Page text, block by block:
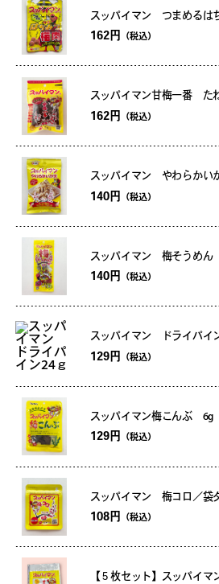
スッパイマン つまめるは
162円 （税込）
スッパイマン甘梅一番 た
162円 （税込）
スッパイマン やわらかい
140円 （税込）
スッパイマン 梅そうめん
140円 （税込）
スッパイマン ドライパイ
129円 （税込）
スッパイマン梅こんぶ 6g
129円 （税込）
スッパイマン 梅コロ／袋
108円 （税込）
【５枚セット】スッパイ